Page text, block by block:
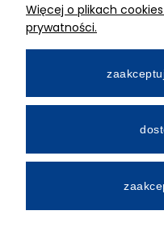
Dane rejestracyjne
NIP:8982325327
Wpłacony w
Numer konta
All Rights
Więcej o plikach
prywatności.